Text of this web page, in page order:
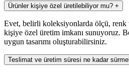
Ürünler kişiye özel üretilebiliyor mu? +
Evet, belirli koleksiyonlarda ölçü, renk
kişiye özel üretim imkanı sunuyoruz.
uygun tasarımı oluşturabilirsiniz.
Teslimat ve üretim süresi ne kadar